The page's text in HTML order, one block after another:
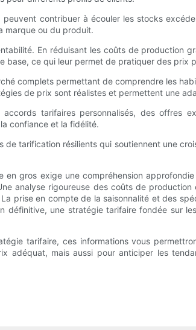
contribuer à écouler les stocks
marque ou du produit.
En réduisant les coûts de production
ce qui leur permet de pratiquer des prix
complets permettant de comprendre les
de prix sont réalistes et permettent une
tarifaires personnalisés, des offres
confiance et la fidélité.
tarification résilients qui soutiennent une
gros exige une compréhension
analyse rigoureuse des coûts de
prise en compte de la saisonnalité et des
définitive, une stratégie tarifaire fondée sur
tarifaire, ces informations vous
mais aussi pour anticiper les